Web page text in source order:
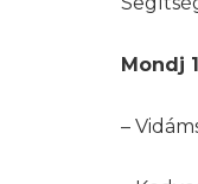
Mondj
–